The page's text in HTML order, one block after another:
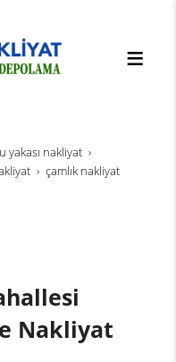
yakası nakliyat
çamlık nakliyat
Nakliyat